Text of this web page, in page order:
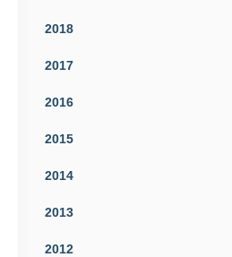
2018
2017
2016
2015
2014
2013
2012